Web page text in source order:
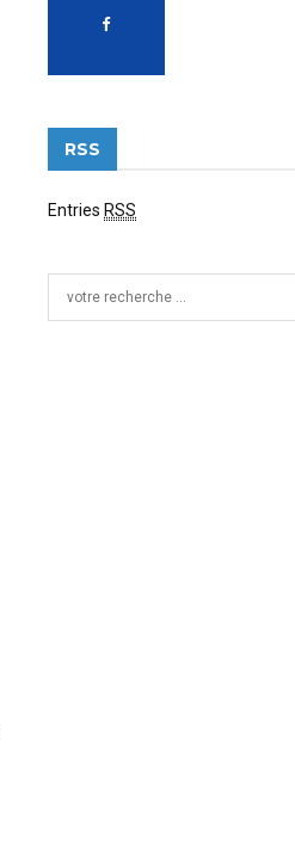
RSS
Entries RSS